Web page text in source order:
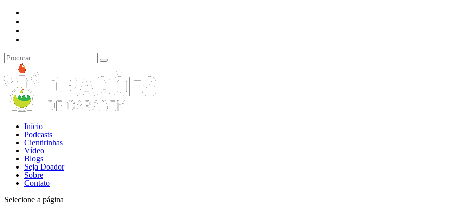
Início
Podcasts
Cientirinhas
Vídeo
Blogs
Seja Doador
Sobre
Contato
Selecione a página